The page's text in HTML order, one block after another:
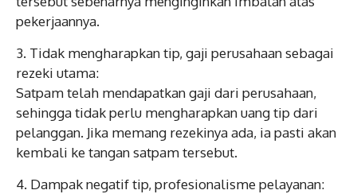
pekerjaannya.
3.⁠ ⁠Tidak mengharapkan tip, gaji perusahaan sebagai
rezeki utama:
Satpam telah mendapatkan gaji dari perusahaan,
sehingga tidak perlu mengharapkan uang tip dari
pelanggan. Jika memang rezekinya ada, ia pasti akan
kembali ke tangan satpam tersebut.
4.⁠ ⁠Dampak negatif tip, profesionalisme pelayanan: